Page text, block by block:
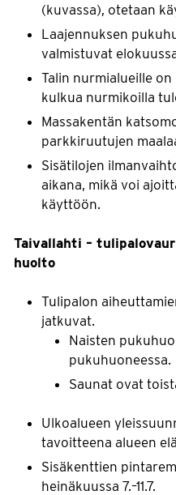
(kuvassa), otetaan
Laajennuksen
valmistuvat
Talin nurmialueille
kulkua nurmikoilla
Massakentän
parkkiruutujen
Sisätilojen
aikana, mikä voi
käyttöön.
Taivallahti –
huolto
Tulipalon
jatkuvat.
Naisten
pukuhuoneessa.
Saunat ovat
Ulkoalueen
tavoitteena alueen
Sisäkenttien
heinäkuussa 7.–11.7.